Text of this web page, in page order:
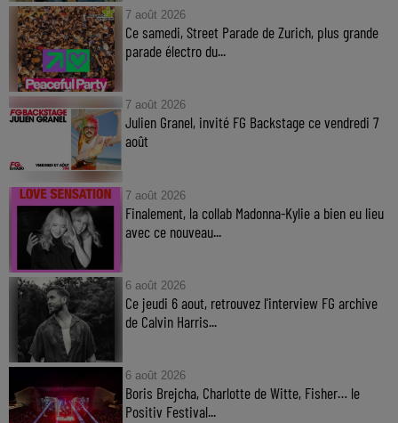
7 août 2026
Ce samedi, Street Parade de Zurich, plus grande
parade électro du...
7 août 2026
Julien Granel, invité FG Backstage ce vendredi 7
août
7 août 2026
Finalement, la collab Madonna-Kylie a bien eu lieu
avec ce nouveau...
6 août 2026
Ce jeudi 6 aout, retrouvez l'interview FG archive
de Calvin Harris...
6 août 2026
Boris Brejcha, Charlotte de Witte, Fisher… le
Positiv Festival...